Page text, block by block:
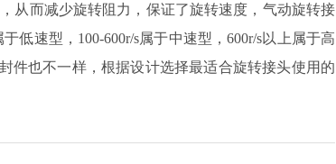
旋转接头
作业车旋转接头
从而减少旋转阻力，保证了旋转速度，气动旋转接
低速型，100-600r/s属于中速型，600r/s以上属于高
件也不一样，根据设计选择最适合旋转接头使用的